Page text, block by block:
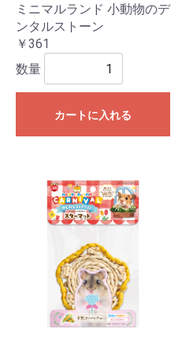
ミニマルランド 小動物のデ
ンタルストーン
￥361
数量
カートに入れる